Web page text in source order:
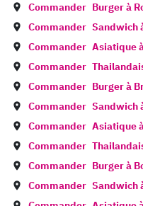
Commander Burger à
Commander Sandwich
Commander Asiatique
Commander
Commander Burger à
Commander Sandwich
Commander Asiatique
Commander
Commander Burger à
Commander Sandwich